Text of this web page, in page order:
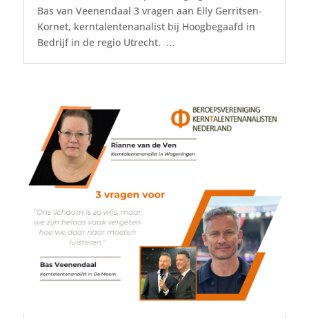
Bas van Veenendaal 3 vragen aan Elly Gerritsen-
Kornet, kerntalentenanalist bij Hoogbegaafd in
Bedrijf in de regio Utrecht. ...